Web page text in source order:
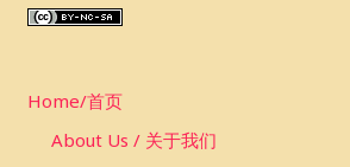
r
h
Home/首页
About Us / 关于我们